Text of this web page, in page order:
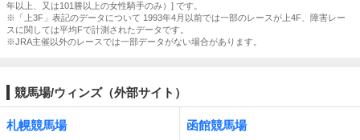
年以上、又は101勝以上の女性騎手のみ）] です。
※「上3F」表記のデータについて 1993年4月以前では一部のレースが上4F、障害レー
スに関しては平均Fで計測されたデータです。
※JRA主催以外のレースでは一部データがない場合があります。
競馬場/ウィンズ（外部サイト）
札幌競馬場 函館競馬場